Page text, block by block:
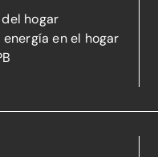
hogar
en el hogar